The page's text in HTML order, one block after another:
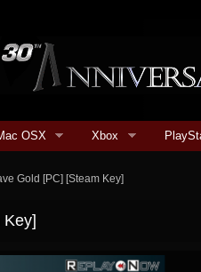
OSX Xbox
Gold [PC] [Steam Key]